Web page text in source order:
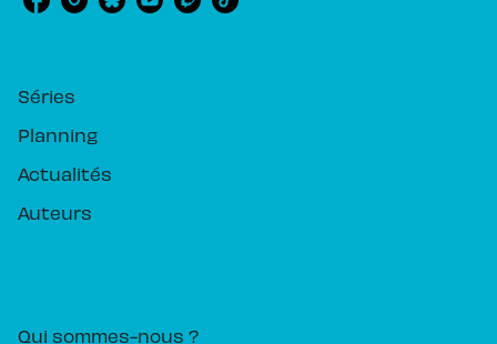
Séries
Planning
Actualités
Auteurs
Qui sommes-nous ?